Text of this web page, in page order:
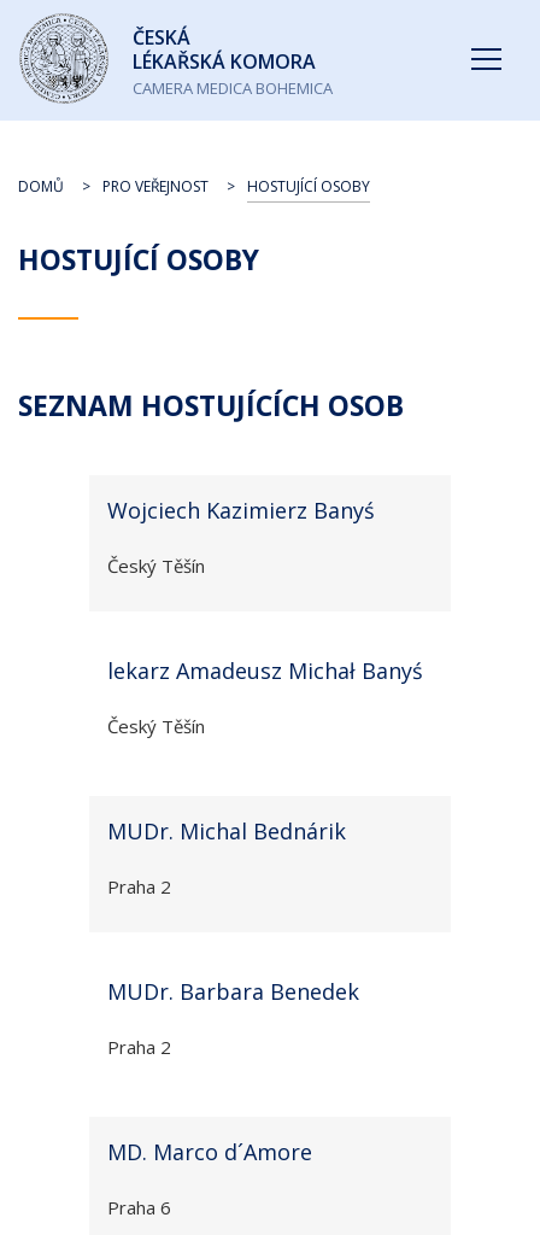
Česká
lékařská
komora
ČESKÁ
LÉKAŘSKÁ KOMORA
CAMERA MEDICA BOHEMICA
HOSTUJÍCÍ OSOBY
DOMŮ PRO VEŘEJNOST HOSTUJÍCÍ OSOBY
SEZNAM HOSTUJÍCÍCH OSOB
Wojciech Kazimierz Banyś
Český Těšín
lekarz Amadeusz Michał Banyś
Český Těšín
MUDr. Michal Bednárik
Praha 2
MUDr. Barbara Benedek
Praha 2
MD. Marco d´Amore
Praha 6